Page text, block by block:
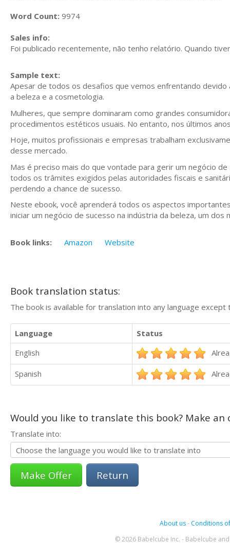
Word Count: 9974
Sales info:
Foi publicado recentemente, não tenho relatório. Quando
Sample text:
Apesar de todos os desafios que vemos enfrentando
a beleza e a cosmetologia.
Mulheres, que sempre dominaram como grandes
procedimentos estéticos usuais. No entanto, nos últimos
Hoje, muitos profissionais e empresas trabalham
desse mercado.
Mas é preciso mais do que vontade para gerir um negócio
todos os trâmites exigidos pelas autoridades fiscais e
perdendo a chance de sucesso.
Neste ebook, você aprenderá todos os aspectos
iniciar um negócio de sucesso na indústria da beleza, um dos
Book links: Amazon Website
Book translation status:
The book is available for translation into any language
Language
Status
English
Spanish
Would you like to translate this book? Make
Translate into:
Return
About us- Conditions
© 2026 Babelcube Inc. - Babelcube